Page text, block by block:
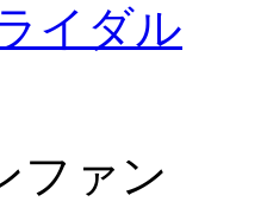
イダル
ファン